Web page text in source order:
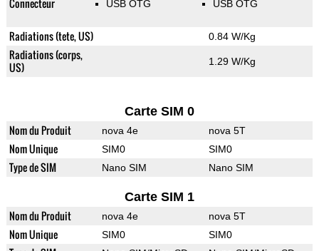
Connecteur
USB OTG USB OTG
Radiations (tete, US) 0.84 W/Kg
Radiations (corps,
US)
1.29 W/Kg
Carte SIM 0
Nom du Produit nova 4e nova 5T
Nom Unique SIM0 SIM0
Type de SIM Nano SIM Nano SIM
Carte SIM 1
Nom du Produit nova 4e nova 5T
Nom Unique SIM0 SIM0